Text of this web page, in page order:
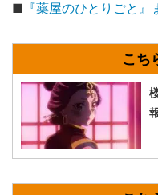
■ 『薬屋のひとりごと